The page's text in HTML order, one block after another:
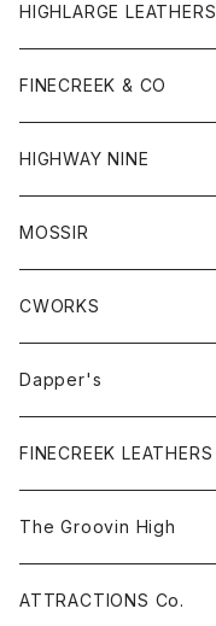
HIGHLARGE LEATHERS
FINECREEK & CO
HIGHWAY NINE
S / S RIB
S / S ハニカムサーマル
L / S RIB
L / S ハニカムサーマル
Pants
MOSSIR
CWORKS
Dapper's
Cap & Hat
FINECREEK LEATHERS
The Groovin High
ATTRACTIONS Co.